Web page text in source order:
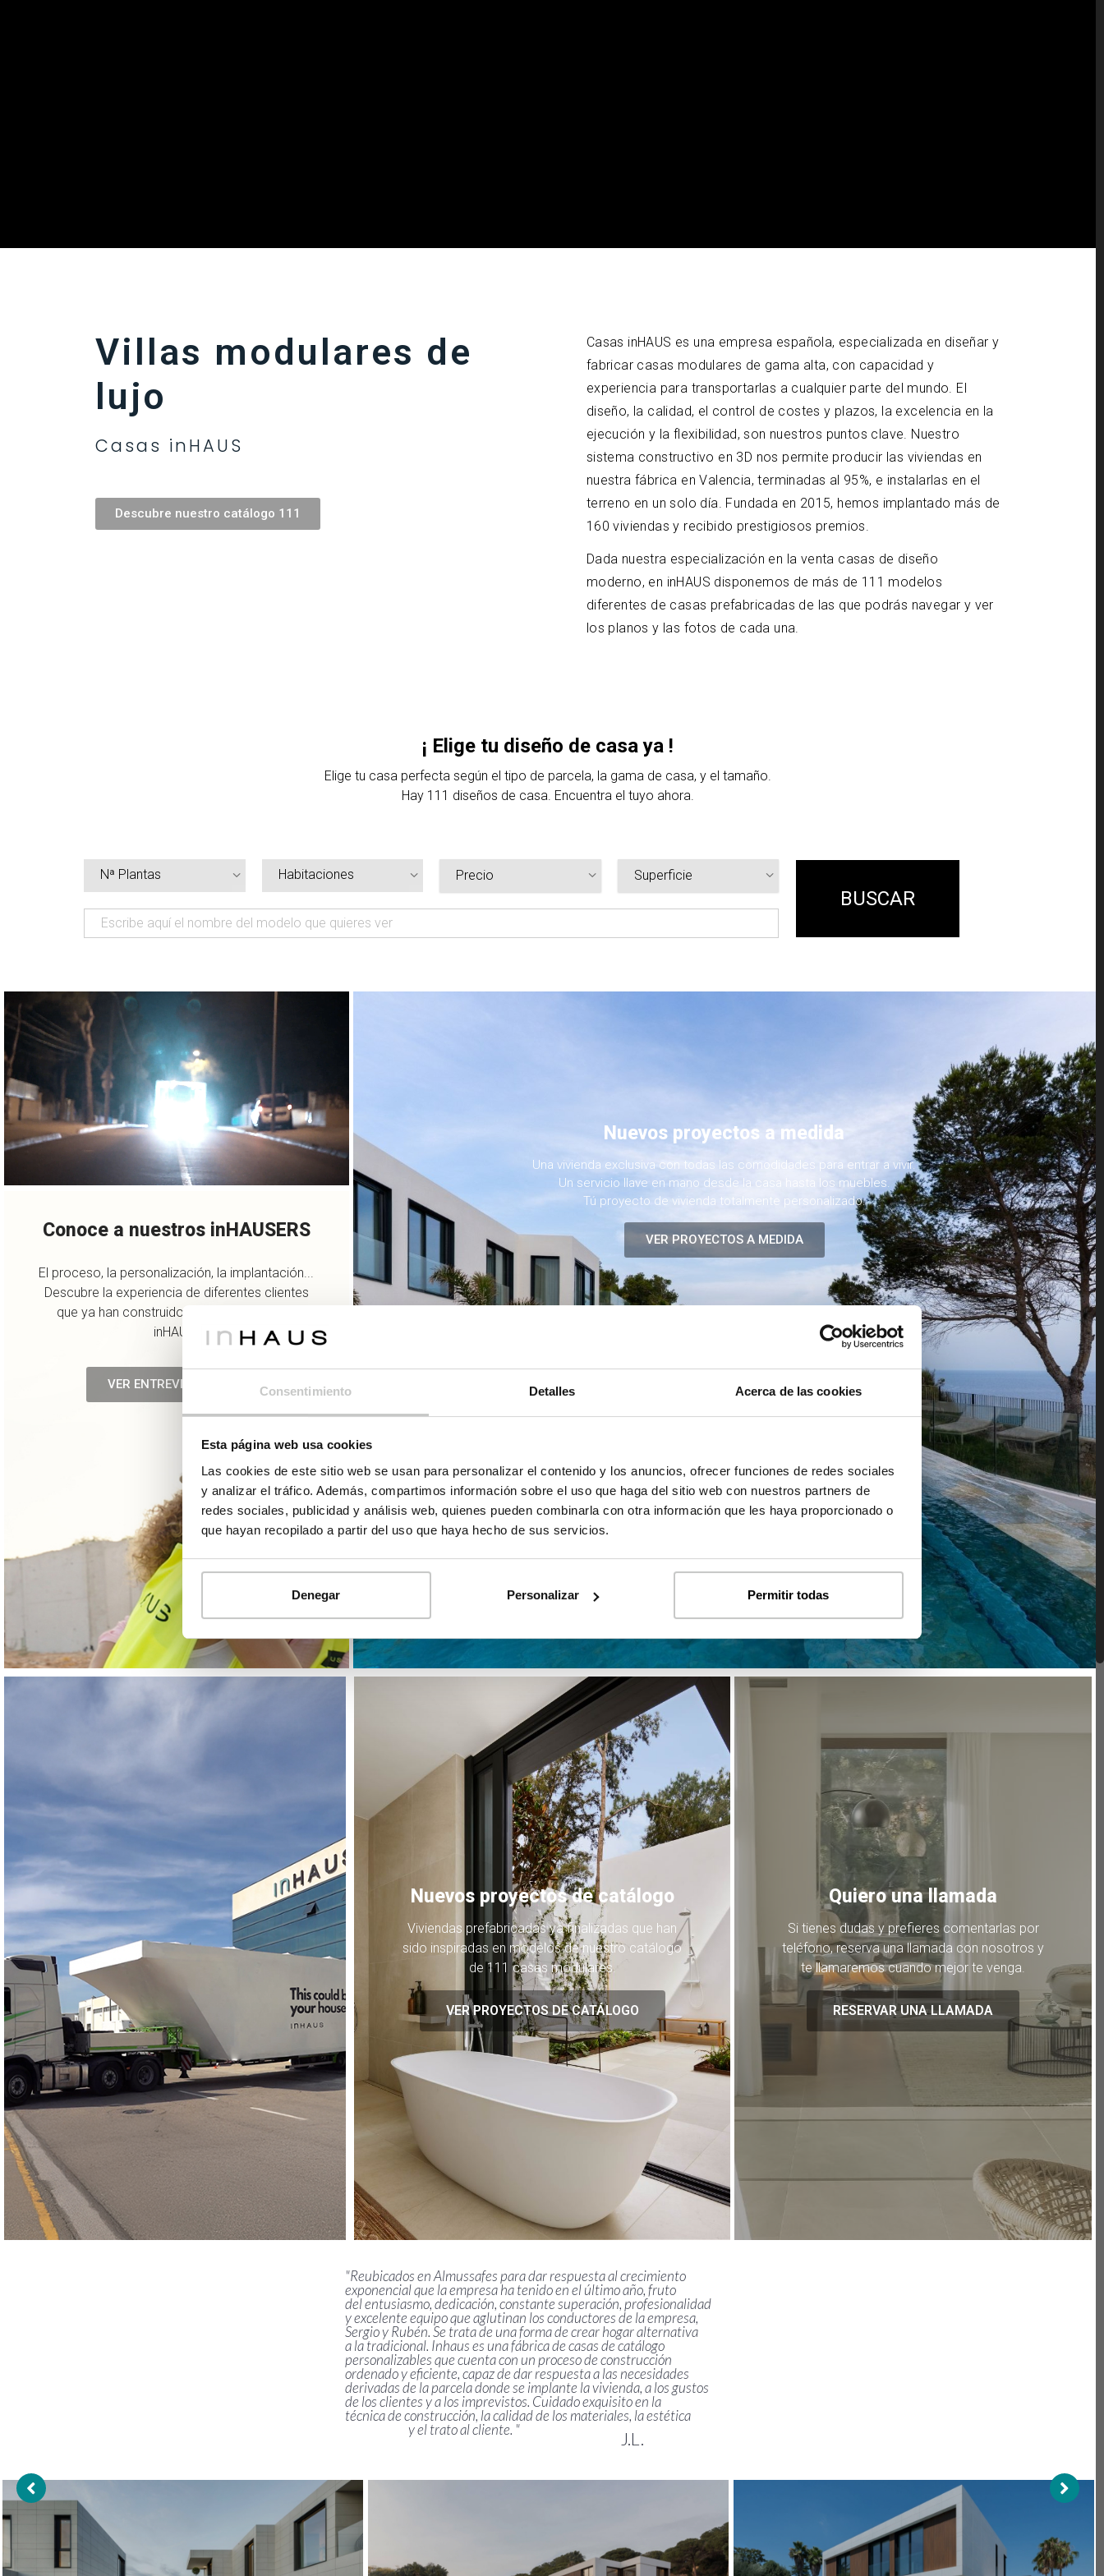
Consentimiento Detalles Acerca de las cookies
Esta página web usa cookies
Las cookies de este sitio web se usan para personalizar el contenido y los anuncios, ofrecer funciones de redes sociales
y analizar el tráfico. Además, compartimos información sobre el uso que haga del sitio web con nuestros partners de
redes sociales, publicidad y análisis web, quienes pueden combinarla con otra información que les haya proporcionado o
que hayan recopilado a partir del uso que haya hecho de sus servicios.
Denegar Personalizar Permitir todas
Villas modulares de
lujo
Casas inHAUS
Descubre nuestro catálogo 111
Casas inHAUS es una empresa española, especializada en diseñar y
fabricar casas modulares de gama alta, con capacidad y
experiencia para transportarlas a cualquier parte del mundo. El
diseño, la calidad, el control de costes y plazos, la excelencia en la
ejecución y la flexibilidad, son nuestros puntos clave. Nuestro
sistema constructivo en 3D nos permite producir las viviendas en
nuestra fábrica enValencia, terminadas al 95%, e instalarlas en el
terreno en un solo día. Fundada en 2015, hemos implantado más de
160 viviendas y recibido prestigiosos premios.
Dada nuestra especialización en la venta casas de diseño
moderno, en inHAUS disponemos de más de 111 modelos
diferentes de casas prefabricadas de las que podrás navegar y ver
los planos y las fotos de cada una.
¡ Elige tu diseño de casa ya !
Elige tu casa perfecta según el tipo de parcela, la gama de casa, y el tamaño.
Hay 111 diseños de casa. Encuentra el tuyo ahora.
Nª Plantas Habitaciones
BUSCAR
Conoce a nuestros inHAUSERS
El proceso, la personalización, la implantación...
Descubre la experiencia de diferentes clientes
que ya han construido su nueva casa con
inHAUS.
VER ENTREVISTAS AQUÍ
Nuevos proyectos a medida
Una vivienda exclusiva con todas las comodidades para entrar a vivir.
Un servicio llave en mano desde la casa hasta los muebles.
Tú proyecto de vivienda totalmente personalizado.
VER PROYECTOS A MEDIDA
Nuevos proyectos de catálogo
Viviendas prefabricadas ya finalizadas que han
sido inspiradas en modelos de nuestro catálogo
de 111 casas modulares.
VER PROYECTOS DE CATÁLOGO
Quiero una llamada
Si tienes dudas y prefieres comentarlas por
teléfono, reserva una llamada con nosotros y
te llamaremos cuando mejor te venga.
RESERVAR UNA LLAMADA
Escuela Técnica Superior de Arquitectura de Valencia
Universidad Politécnica de Valencia
Patrocinador